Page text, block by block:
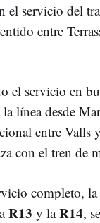
el servicio del
entre
el servicio en
línea desde
entre Valls
con el tren de
completo, la
R13 y laR14,